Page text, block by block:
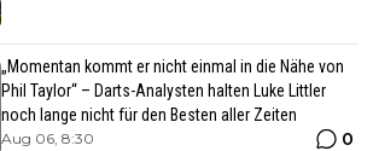
„Momentan kommt er nicht einmal in die Nähe von
Phil Taylor“ – Darts-Analysten halten Luke Littler
noch lange nicht für den Besten aller Zeiten
Aug 06, 8:30 0